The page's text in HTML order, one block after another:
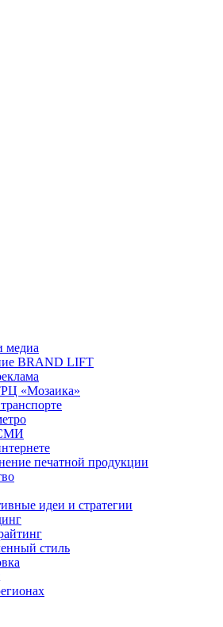
медиа
BRAND LIFT
«Мозаика»
печатной продукции
идеи и стратегии
стиль